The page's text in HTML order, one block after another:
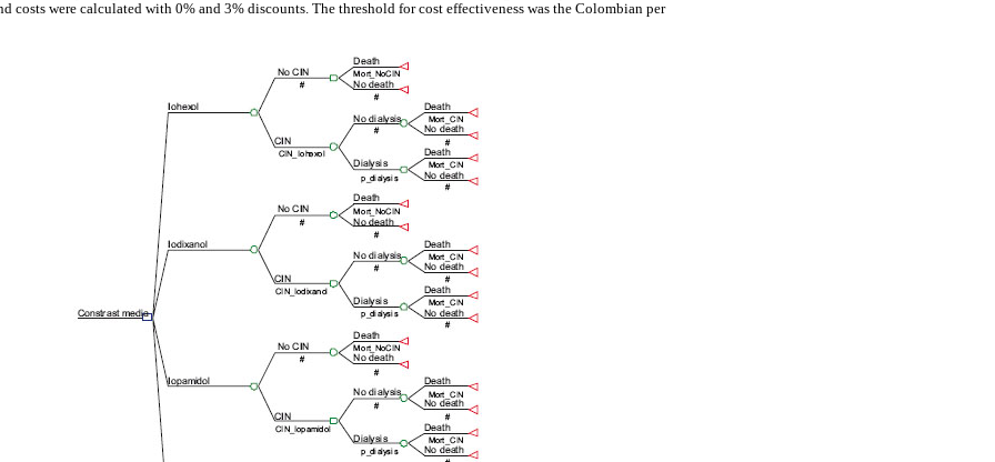
costs were calculated with 0% and 3% discounts. The threshold for cost effectiveness was the Colombian per